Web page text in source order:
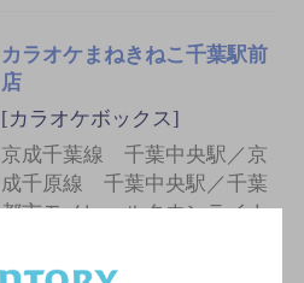
カラオケまねきねこ千葉駅前
店
[カラオケボックス]
京成千葉線 千葉中央駅／京
成千原線 千葉中央駅／千葉
都市モノレールタウンライナ
千葉線 京成千葉駅／千葉都